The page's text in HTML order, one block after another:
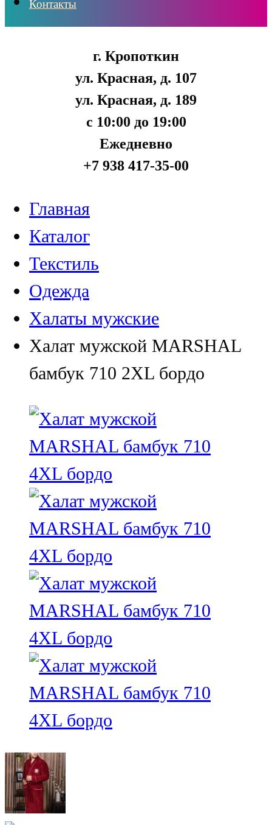
Контакты
г. Кропоткин
ул. Красная, д. 107
ул. Красная, д. 189
с 10:00 до 19:00
Ежедневно
+7 938 417-35-00
Главная
Каталог
Текстиль
Одежда
Халаты мужские
Халат мужской MARSHAL
бамбук 710 2XL бордо